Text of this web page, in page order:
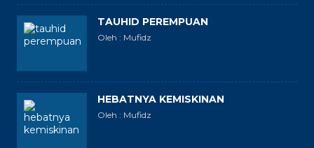
TAUHID PEREMPUAN
Oleh : Mufidz
HEBATNYA KEMISKINAN
Oleh : Mufidz